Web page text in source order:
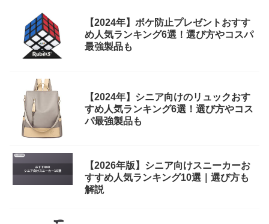
【2024年】ボケ防止プレゼントおすす
め人気ランキング6選！選び方やコスパ
最強製品も
【2024年】シニア向けのリュックおす
すめ人気ランキング6選！選び方やコス
パ最強製品も
【2026年版】シニア向けスニーカーお
すすめ人気ランキング10選｜選び方も
解説